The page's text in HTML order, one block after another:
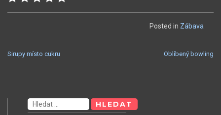
Posted in Zábava
NAVIGACE
PŘÍSPĚVEK
Sirupy místo cukru Oblíbený bowling
Vyhledávání